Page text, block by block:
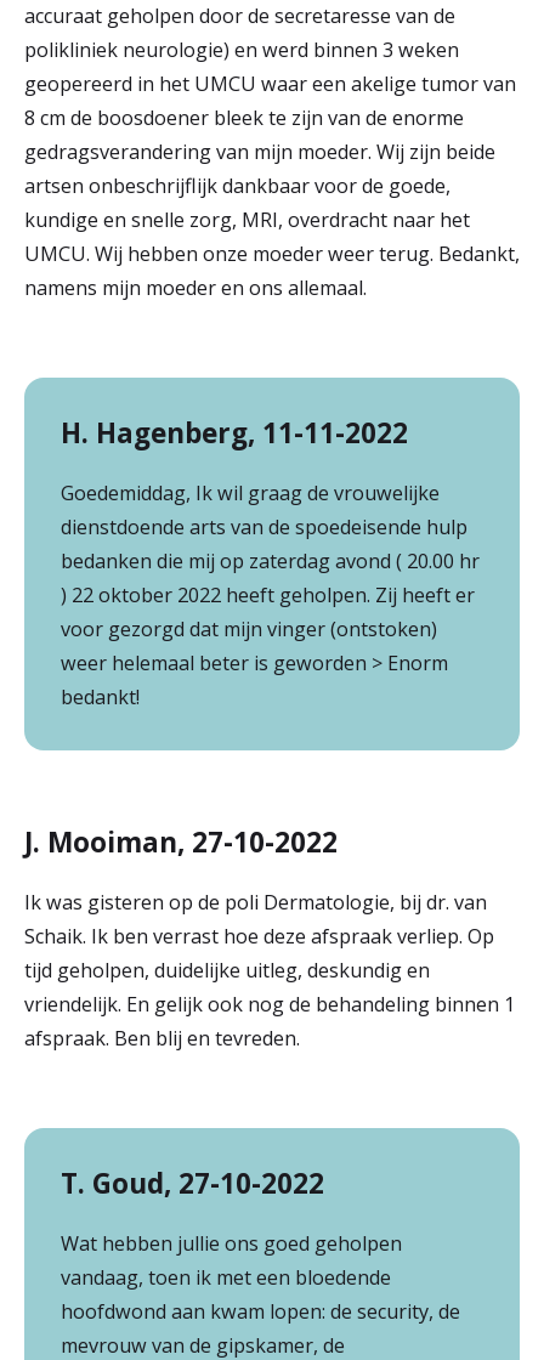
accuraat geholpen door de secretaresse van de
polikliniek neurologie) en werd binnen 3 weken
geopereerd in het UMCU waar een akelige tumor van
8 cm de boosdoener bleek te zijn van de enorme
gedragsverandering van mijn moeder. Wij zijn beide
artsen onbeschrijflijk dankbaar voor de goede,
kundige en snelle zorg, MRI, overdracht naar het
UMCU. Wij hebben onze moeder weer terug. Bedankt,
namens mijn moeder en ons allemaal.
H. Hagenberg, 11-11-2022
Goedemiddag, Ik wil graag de vrouwelijke
dienstdoende arts van de spoedeisende hulp
bedanken die mij op zaterdag avond ( 20.00 hr
) 22 oktober 2022 heeft geholpen. Zij heeft er
voor gezorgd dat mijn vinger (ontstoken)
weer helemaal beter is geworden > Enorm
bedankt!
J. Mooiman, 27-10-2022
Ik was gisteren op de poli Dermatologie, bij dr. van
Schaik. Ik ben verrast hoe deze afspraak verliep. Op
tijd geholpen, duidelijke uitleg, deskundig en
vriendelijk. En gelijk ook nog de behandeling binnen 1
afspraak. Ben blij en tevreden.
T. Goud, 27-10-2022
Wat hebben jullie ons goed geholpen
vandaag, toen ik met een bloedende
hoofdwond aan kwam lopen: de security, de
mevrouw van de gipskamer, de